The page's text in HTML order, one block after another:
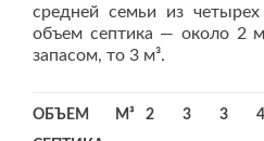
средней семьи из
объем септика — около 2
запасом, то 3 м³.
ОБЪЕМ
М³ 2 3 3 4